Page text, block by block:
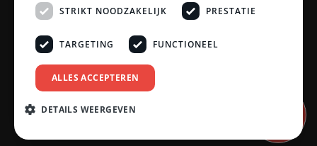
Afhalen en bezorgen
Retourprocedure
Veelgestelde vragen
Legservice
Neem contact op
Reviewpolicy
Privacy policy
Algemene voorwaarden
STRIKT NOODZAKELIJK
PRESTATIE
TARGETING FUNCTIONEEL
ALLES ACCEPTEREN
DETAILS WEERGEVEN